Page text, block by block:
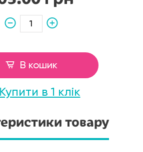
В кошик
Купити в 1 клік
товару